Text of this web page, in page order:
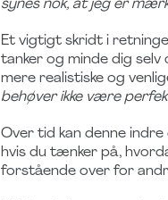
synes nok, at jeg er
Et vigtigt skridt i
tanker og minde dig selv
mere realistiske og
behøver ikke være
Over tid kan denne
hvis du tænker på,
forstående over for